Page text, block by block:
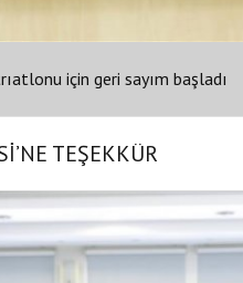
için geri sayım başladı
TEŞEKKÜR